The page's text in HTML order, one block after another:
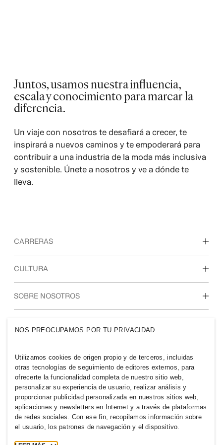
Juntos, usamos nuestra influencia,
escala y conocimiento para marcar la
diferencia.
Un viaje con nosotros te desafiará a crecer, te
inspirará a nuevos caminos y te empoderará para
contribuir a una industria de la moda más inclusiva
y sostenible. Únete a nosotros y ve a dónde te
lleva.
CARRERAS
Descubre nuestras áreas de trabajo
CULTURA
Nuestra cultura y beneficios
SOBRE NOSOTROS
Sostenibilidad
CHILE
Prensa Políticas y privacidad
Cookies
NOS PREOCUPAMOS POR TU PRIVACIDAD
Utilizamos cookies de origen propio y de terceros, incluidas
otras tecnologías de seguimiento de editores externos, para
ofrecerte la funcionalidad completa de nuestro sitio web,
personalizar su experiencia de usuario, realizar análisis y
proporcionar publicidad personalizada en nuestros sitios web,
aplicaciones y newsletters en Internet y a través de plataformas
de redes sociales. Con ese fin, recopilamos información sobre
el usuario, los patrones de navegación y el dispositivo.